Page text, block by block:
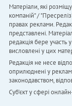
Матеріали, які
компаній" /
правах реклами.
представлені.
редакція бере участь
висловлені у цих
Редакція не несе
оприлюднені у
законодавством,
Cуб'єкт у сфері